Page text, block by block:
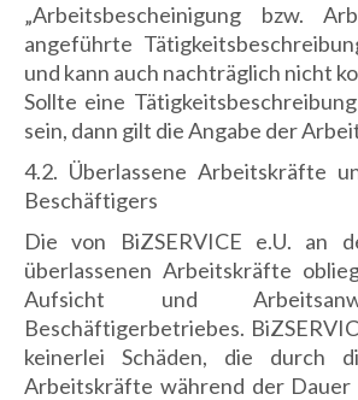
„Arbeitsbescheinigung bzw.
angeführte
und kann auch nachträglich nicht
Sollte eine
sein, dann gilt die Angabe der
4.2. Überlassene Arbeitskräfte
Beschäftigers
Die von BiZSERVICE e.U. an
überlassenen Arbeitskräfte
Aufsicht und
Beschäftigerbetriebes.
keinerlei Schäden, die durch
Arbeitskräfte während der Dauer